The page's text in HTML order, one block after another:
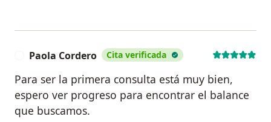
Paola Cordero Cita verificada
Para ser la primera consulta está muy bien,
espero ver progreso para encontrar el balance
que buscamos.